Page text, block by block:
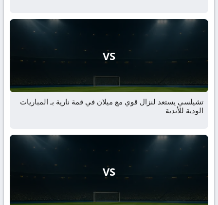
VS
تشيلسي يستعد لنزال قوي مع ميلان في قمة نارية بـ المباريات
الودية للأندية
VS